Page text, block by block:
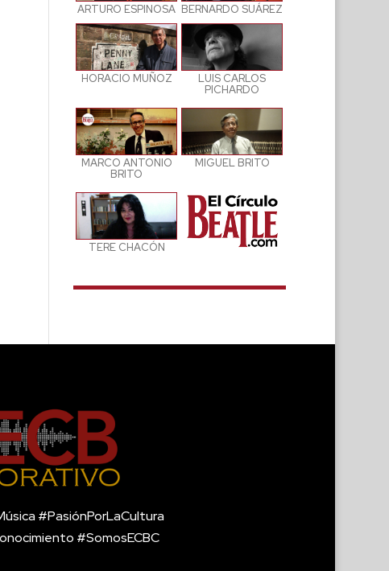
ARTURO ESPINOSA BERNARDO SUÁREZ
HORACIO MUÑOZ
LUIS CARLOS
PICHARDO
MARCO ANTONIO
BRITO
MIGUEL BRITO
TERE CHACÓN
#PasiónPorLaCultura
#SomosECBC